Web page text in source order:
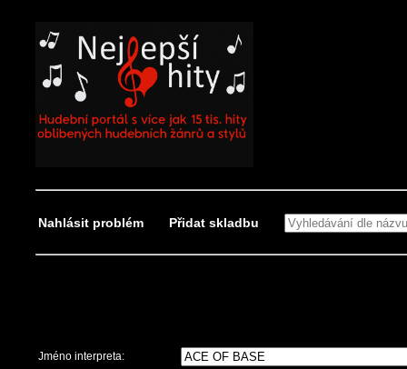
Nahlásit problém Přidat skladbu
Jméno interpreta: